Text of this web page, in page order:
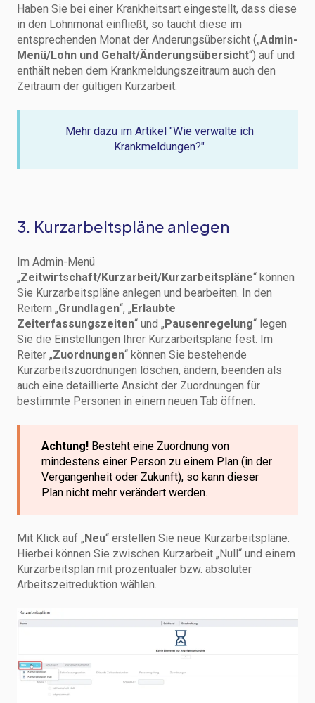
Haben Sie bei einer Krankheitsart eingestellt, dass diese
in den Lohnmonat einfließt, so taucht diese im
entsprechenden Monat der Änderungsübersicht („Admin-
Menü/Lohn und Gehalt/Änderungsübersicht“) auf und
enthält neben dem Krankmeldungszeitraum auch den
Zeitraum der gültigen Kurzarbeit.
Mehr dazu im Artikel "Wie verwalte ich
Krankmeldungen?"
3. Kurzarbeitspläne anlegen
Im Admin-Menü
„Zeitwirtschaft/Kurzarbeit/Kurzarbeitspläne“ können
Sie Kurzarbeitspläne anlegen und bearbeiten. In den
Reitern „Grundlagen“, „Erlaubte
Zeiterfassungszeiten“ und „Pausenregelung“ legen
Sie die Einstellungen Ihrer Kurzarbeitspläne fest. Im
Reiter „Zuordnungen“ können Sie bestehende
Kurzarbeitszuordnungen löschen, ändern, beenden als
auch eine detaillierte Ansicht der Zuordnungen für
bestimmte Personen in einem neuen Tab öffnen.
Achtung! Besteht eine Zuordnung von
mindestens einer Person zu einem Plan (in der
Vergangenheit oder Zukunft), so kann dieser
Plan nicht mehr verändert werden.
Mit Klick auf „Neu“ erstellen Sie neue Kurzarbeitspläne.
Hierbei können Sie zwischen Kurzarbeit „Null“ und einem
Kurzarbeitsplan mit prozentualer bzw. absoluter
Arbeitszeitreduktion wählen.